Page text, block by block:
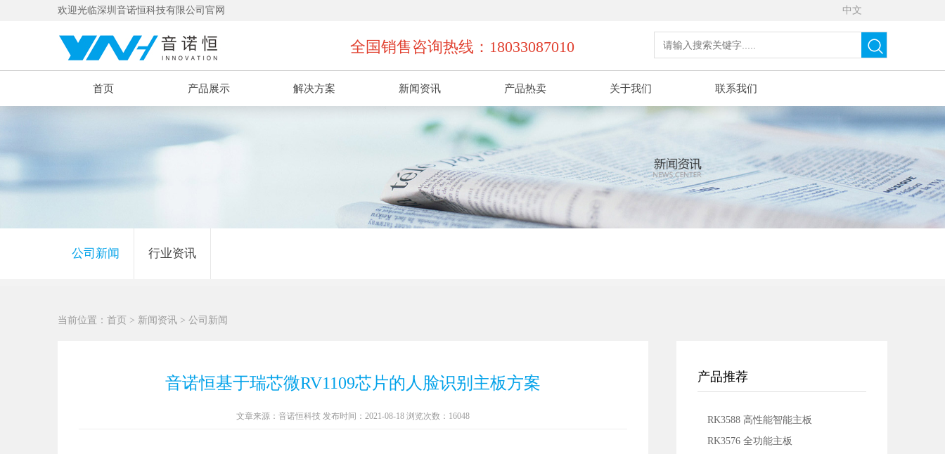
欢迎光临深圳音诺恒科技有限公司官网 中文
全国销售咨询热线：18033087010
首页 产品展示 解决方案 新闻资讯 产品热卖 关于我们 联系我们
公司新闻 行业资讯
当前位置： 首页 > 新闻资讯 > 公司新闻
音诺恒基于瑞芯微RV1109芯片的人脸识别主板方案
文章来源：音诺恒科技 发布时间：2021-08-18 浏览次数：16048
产品推荐
RK3588 高性能智能主板
RK3576 全功能主板